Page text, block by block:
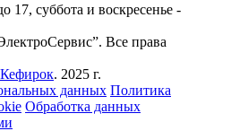
17, суббота и воскресенье -
Все права
. 2025 г.
данных Политика
Обработка данных